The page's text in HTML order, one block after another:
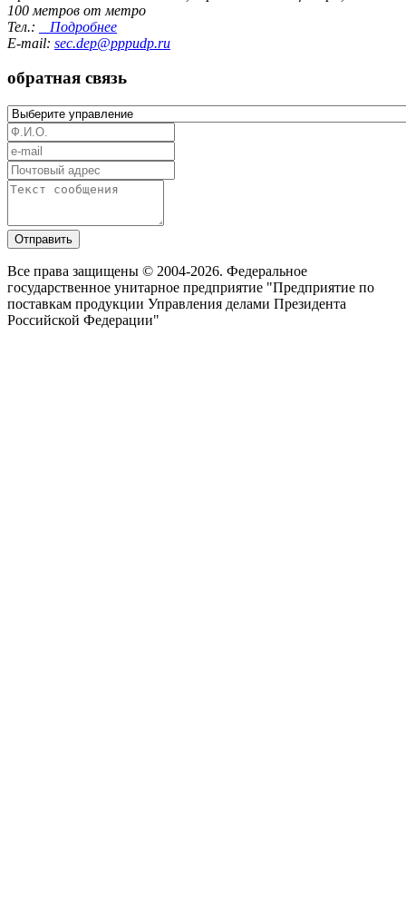
100 метров от метро
Тел.:
Подробнее
E-mail: sec.dep@pppudp.ru
обратная связь
Отправить
Все права защищены © 2004-2026. Федеральное
государственное унитарное предприятие "Предприятие по
поставкам продукции Управления делами Президента
Российской Федерации"